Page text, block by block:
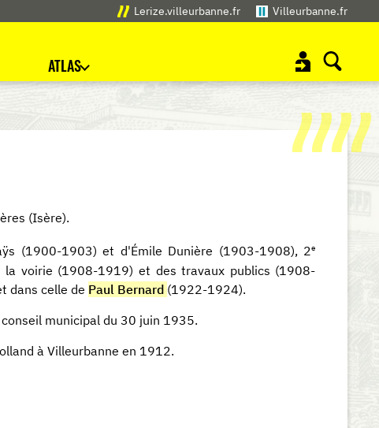
Lerize.villeurbanne.fr Villeurbanne.fr
ATLAS
(Isère).
(1900-1903) et d'Émile Dunière (1903-1908), 2e
la voirie (1908-1919) et des travaux publics (1908-
dans celle de Paul Bernard (1922-1924).
municipal du 30 juin 1935.
à Villeurbanne en 1912.